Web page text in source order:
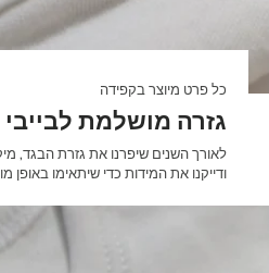
כל פרט מיוצר בקפידה
גזרה מושלמת
לאורך השנים שיפרנו את גזרת הבגד,
ודייקנו את המידות כדי שיתאימו באופן